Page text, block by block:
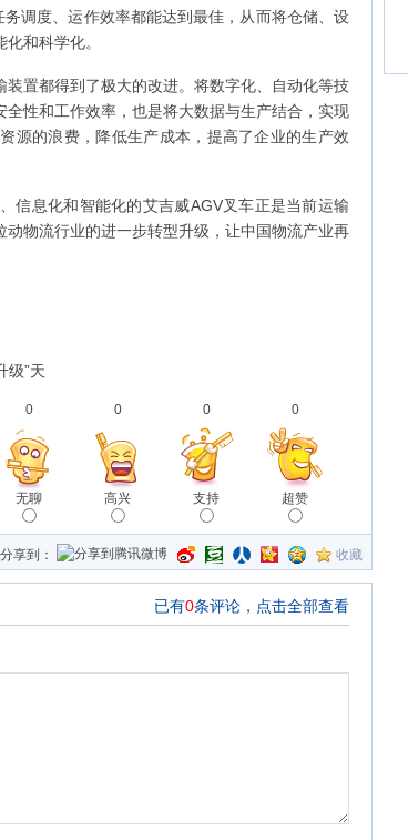
调度、运作效率都能达到最佳，从而将仓储、设
和科学化。
置都得到了极大的改进。将数字化、自动化等技
性和工作效率，也是将大数据与生产结合，实现
源的浪费，降低生产成本，提高了企业的生产效
信息化和智能化的艾吉威AGV叉车正是当前运输
物流行业的进一步转型升级，让中国物流产业再
级”天
0
无聊
0
高兴
0
支持
0
超赞
分享到： 收藏